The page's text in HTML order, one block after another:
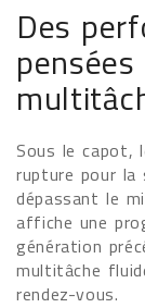
Des
Sous le capot,
rupture pour la
dépassant le
affiche une
génération
multitâche
rendez-vous.